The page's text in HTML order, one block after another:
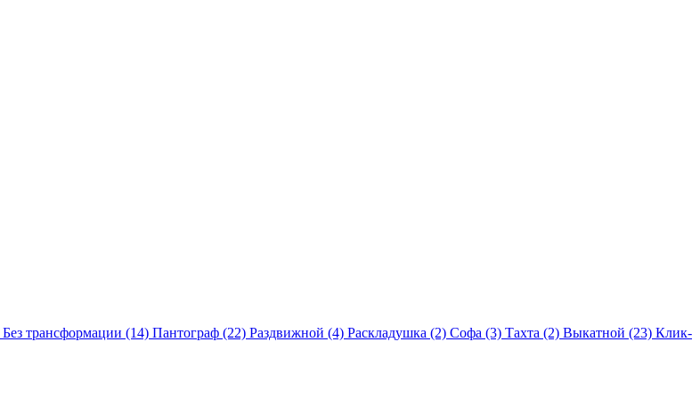
Без трансформации (14) Пантограф (22) Раздвижной (4) Раскладушка (2) Софа (3) Тахта (2) Выкатной (23) Клик-